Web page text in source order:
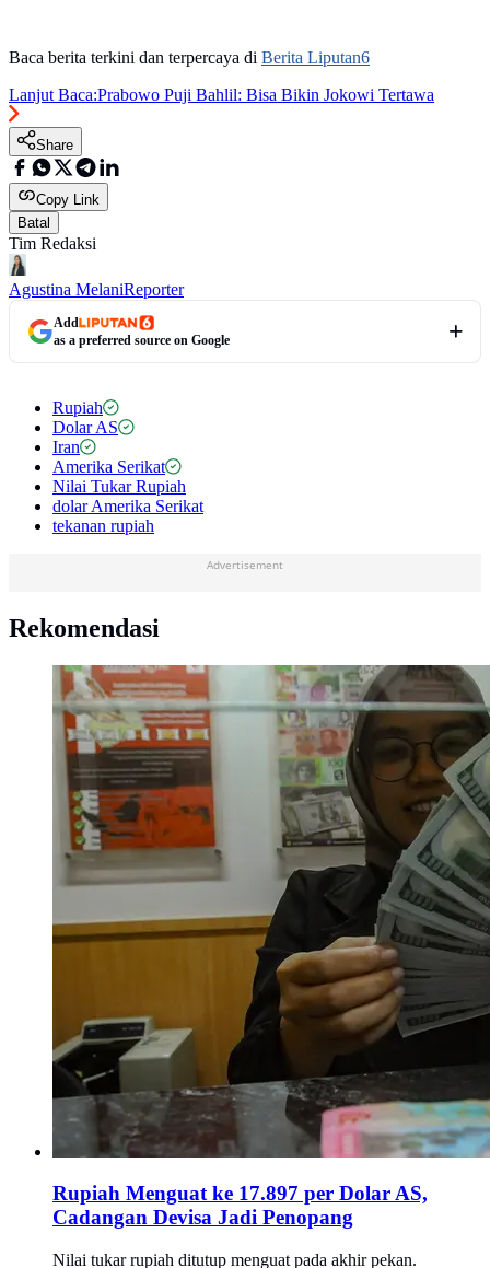
Baca berita terkini dan terpercaya di Berita Liputan6
Lanjut Baca:Prabowo Puji Bahlil: Bisa Bikin Jokowi Tertawa
Share
Copy Link
Batal
Tim Redaksi
Agustina MelaniReporter
Add
as a preferred source on Google
Rupiah
Dolar AS
Iran
Amerika Serikat
Nilai Tukar Rupiah
dolar Amerika Serikat
tekanan rupiah
Advertisement
Rekomendasi
Rupiah Menguat ke 17.897 per Dolar AS,
Cadangan Devisa Jadi Penopang
Nilai tukar rupiah ditutup menguat pada akhir pekan.